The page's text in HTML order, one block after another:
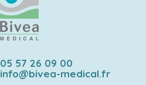
05 57 26 09 00
info@bivea-medical.fr